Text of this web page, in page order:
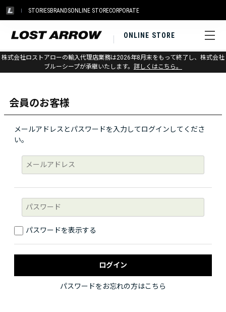
STORIESBRANDSONLINE STORECORPORATE
ONLINE STORE
株式会社ロストアローの輸入代理店業務は2026年8月末をもって終了し、株式会社
ブルーシープが承継いたします。 詳しくはこちら。
ログイン
会員のお客様
メールアドレスとパスワードを入力してログインしてくださ
い。
パスワードを表示する
パスワードをお忘れの方はこちら